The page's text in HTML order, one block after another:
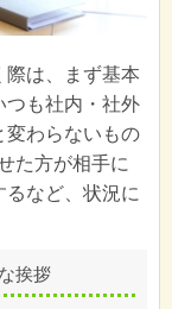
際は、まず基本
つも社内・社外
変わらないもの
た方が相手に
など、状況に
挨拶